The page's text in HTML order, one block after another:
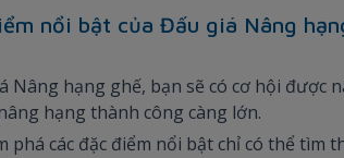
nổi bật của Đấu giá Nâng
Nâng hạng ghế, bạn sẽ có cơ hội được
hạng thành công càng lớn.
phá các đặc điểm nổi bật chỉ có thể tìm